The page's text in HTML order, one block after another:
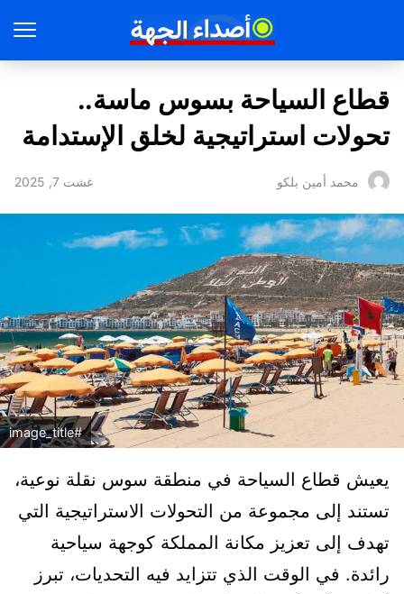
قطاع السياحة بسوس ماسة..
تحولات استراتيجية لخلق الإستدامة
محمد أمين بلكو غشت 7, 2025
#image_title
يعيش قطاع السياحة في منطقة سوس نقلة نوعية،
تستند إلى مجموعة من التحولات الاستراتيجية التي
تهدف إلى تعزيز مكانة المملكة كوجهة سياحية
رائدة. في الوقت الذي تتزايد فيه التحديات، تبرز